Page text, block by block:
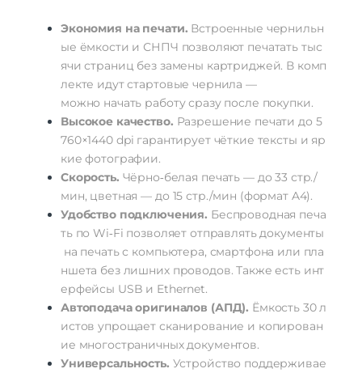
Экономия напечати. Встроенные чернильн
ые ёмкости и СНПЧ позволяют печатать тыс
ячи страниц беззамены картриджей. В комп
лекте идутстартовые чернила —
можно начать работусразупосле покупки.
Высокое качество. Разрешение печати до 5
760×1440dpi гарантируетчёткие тексты и яр
кие фотографии.
Скорость. Чёрно‑белая печать — до 33 стр./
мин, цветная — до 15 стр./мин (форматA4).
Удобствоподключения. Беспроводная печа
тьпо Wi‑Fi позволяет отправлятьдокументы
на печатьс компьютера, смартфона или пла
ншета безлишнихпроводов. Также естьинт
ерфейсы USB и Ethernet.
Автоподачаоригиналов (АПД). Ёмкость 30л
истов упрощает сканирование и копирован
ие многостраничныхдокументов.
Универсальность. Устройство поддерживае